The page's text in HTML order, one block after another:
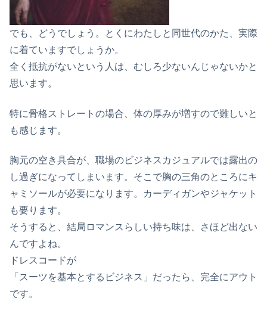
でも、どうでしょう。とくにわたしと同世代のかた、実際
に着ていますでしょうか。
全く抵抗がないという人は、むしろ少ないんじゃないかと
思います。
特に骨格ストレートの場合、体の厚みが増すので難しいと
も感じます。
胸元の空き具合が、 職場のビジネスカジュアルでは露出の
し過ぎになってしまいます。そこで胸の三角のところにキ
ャミソールが必要になります。カーディガンやジャケット
も要ります。
そうすると、 結局ロマンスらしい持ち味は、さほど出ない
んですよね。
ドレスコードが
「スーツを基本とするビジネス」だったら、完全にアウト
です。